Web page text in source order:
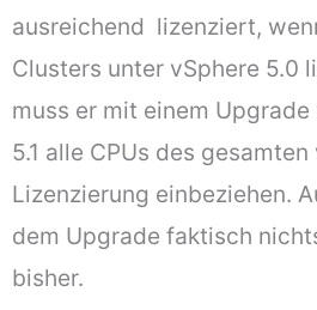
ausreichend lizenziert,
Clusters unter vSphere 5.0
muss er mit einem
5.1 alle CPUs des
Lizenzierung einbeziehen.
dem Upgrade faktisch
bisher.